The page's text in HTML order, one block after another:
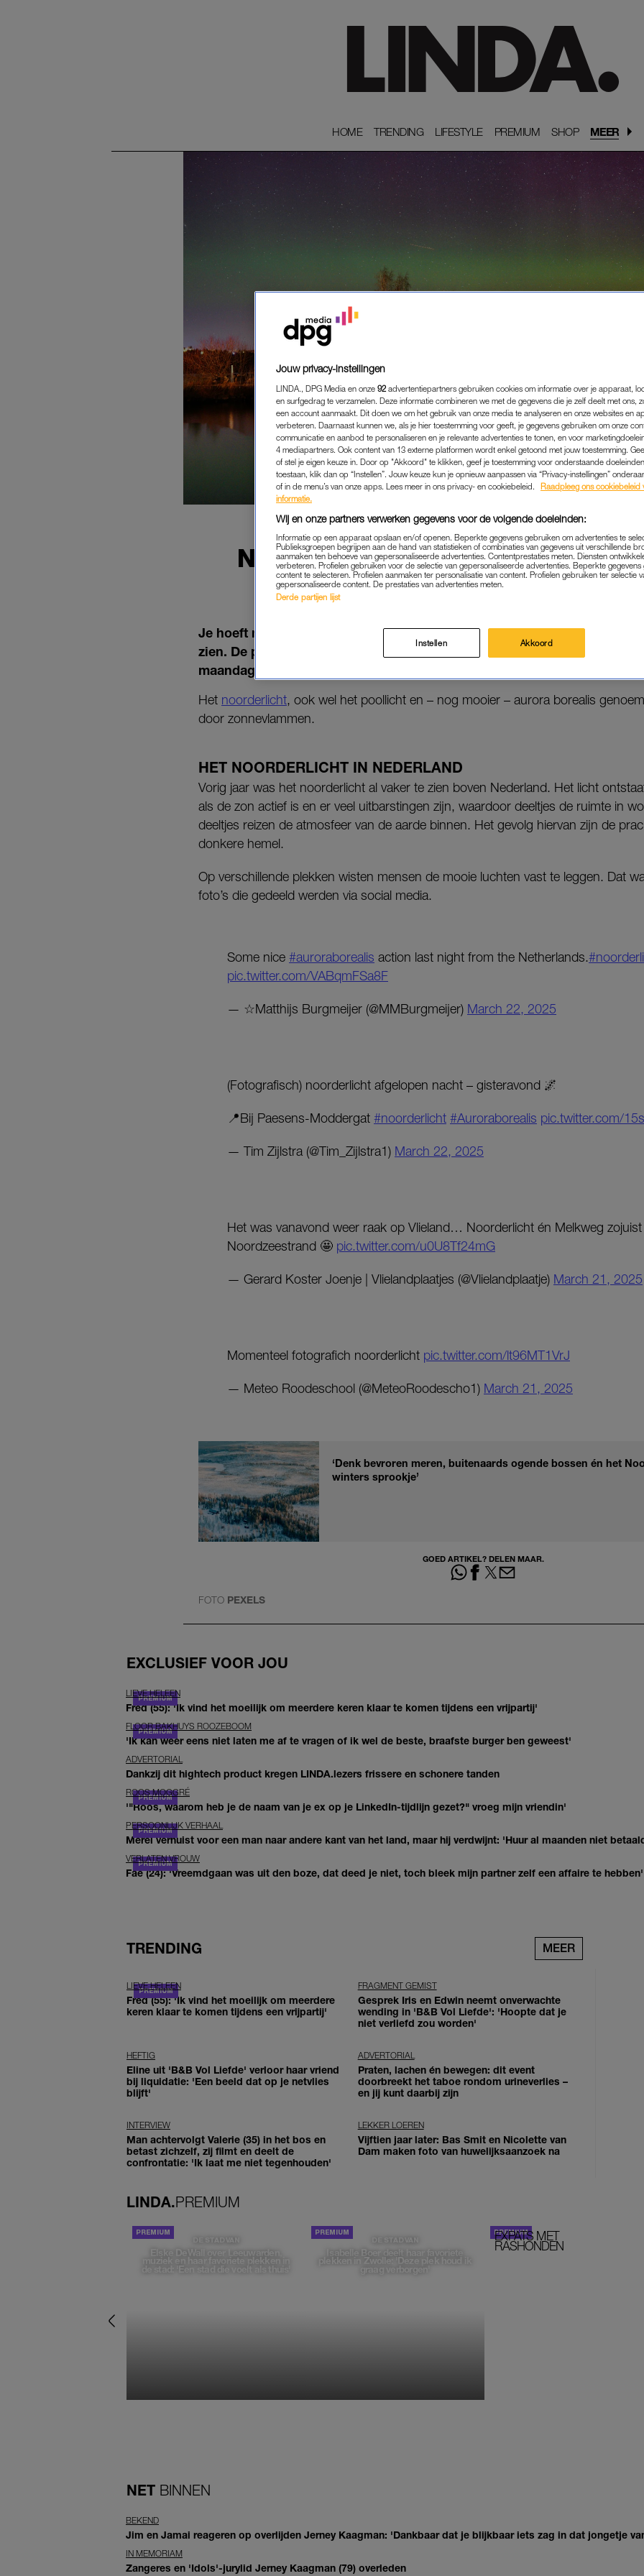
HOME
HOME TRENDING
TRENDING LIFESTYLE
LIFESTYLE PREMIUM
PREMIUM SHOP
SHOP MEER
NOORDERLICHT IN NEDERLAND
(OPNIEUW) PRACHTIGE
BINNENLAND MOET JE EVEN ZIEN
Je hoeft niet per se naar Lapland, IJsland of Noorwegen af te reizen
zien. De prachtige gekleurde natuurverschijning was in de avond en de
maandag ook in ons land te zien.
Het noorderlicht, ook wel het poollicht en – nog mooier – aurora borealis
door zonnevlammen.
HET NOORDERLICHT IN NEDERLAND
Vorig jaar was het noorderlicht al vaker te zien boven Nederland. Het licht
als de zon actief is en er veel uitbarstingen zijn, waardoor deeltjes de ruimte in
deeltjes reizen de atmosfeer van de aarde binnen. Het gevolg hiervan zijn de
donkere hemel.
Op verschillende plekken wisten mensen de mooie luchten vast te leggen. Dat
foto’s die gedeeld werden via social media.
Some nice #auroraborealis action last night from the Netherlands.
pic.twitter.com/VABqmFSa8F
— ☆Matthijs Burgmeijer (@MMBurgmeijer) March 22, 2025
(Fotografisch) noorderlicht afgelopen nacht – gisteravond 🌌
📍Bij Paesens-Moddergat #noorderlicht #Auroraborealis pic.twitter.com/
— Tim Zijlstra (@Tim_Zijlstra1) March 22, 2025
Het was vanavond weer raak op Vlieland… Noorderlicht én Melkweg
Noordzeestrand 🤩 pic.twitter.com/u0U8Tf24mG
— Gerard Koster Joenje | Vlielandplaatjes (@Vlielandplaatje) March 21, 2025
Momenteel fotografich noorderlicht pic.twitter.com/lt96MT1VrJ
— Meteo Roodeschool (@MeteoRoodescho1) March 21, 2025
‘Denk bevroren meren, buitenaards ogende bossen én het
winters sprookje’
GOED ARTIKEL? DELEN MAAR.
FOTO PEXELS
EXCLUSIEF VOOR JOU
LIEVE HELEEN
Fred (55): 'Ik vind het moeilijk om meerdere keren klaar te komen tijdens een vrijpartij'
FLOOR BAKHUYS ROOZEBOOM
'Ik kan weer eens niet laten me af te vragen of ik wel de beste, braafste burger ben geweest'
ADVERTORIAL
Dankzij dit hightech product kregen LINDA.lezers frissere en schonere tanden
ROOS MOGGRÉ
'"Roos, waarom heb je de naam van je ex op je LinkedIn-tijdlijn gezet?" vroeg mijn vriendin'
PERSOONLIJK VERHAAL
Merel verhuist voor een man naar andere kant van het land, maar hij verdwijnt: 'Huur al maanden niet
VERLATEN VROUW
Fae (24): 'Vreemdgaan was uit den boze, dat deed je niet, toch bleek mijn partner zelf een affaire te hebben'
TRENDING MEER
LIEVE HELEEN
Fred (55): 'Ik vind het moeilijk om meerdere
keren klaar te komen tijdens een vrijpartij'
FRAGMENT GEMIST
Gesprek Iris en Edwin neemt onverwachte
wending in 'B&B Vol Liefde': 'Hoopte dat je
niet verliefd zou worden'
HEFTIG
Eline uit 'B&B Vol Liefde' verloor haar vriend
bij liquidatie: 'Een beeld dat op je netvlies
blijft'
ADVERTORIAL
Praten, lachen én bewegen: dit event
doorbreekt het taboe rondom urineverlies –
en jij kunt daarbij zijn
INTERVIEW
Man achtervolgt Valerie (35) in het bos en
betast zichzelf, zij filmt en deelt de
confrontatie: 'Ik laat me niet tegenhouden'
LEKKER LOEREN
Vijftien jaar later: Bas Smit en Nicolette van
Dam maken foto van huwelijksaanzoek na
LINDA.PREMIUM
DE STAD VAN
Elske DeWall over Leeuwarden,
muziek en haar favoriete plekken in
de stad: 'Een stad die voelt als thuis'
DE STAD VAN
Isabelle Boer deelt haar favoriete
plekken in Zwolle: 'Deze plek houd ik
graag verborgen'
EXPATS MET
RASHONDEN
NET BINNEN
BEKEND
Jim en Jamai reageren op overlijden Jerney Kaagman: 'Dankbaar dat je blijkbaar iets zag in dat jongetje
IN MEMORIAM
Zangeres en 'Idols'-jurylid Jerney Kaagman (79) overleden
Jouw privacy-instellingen
LINDA., DPG Media en onze 92 advertentiepartners gebruiken cookies om informatie over je apparaat,
en surfgedrag te verzamelen. Deze informatie combineren we met de gegevens die je zelf deelt met ons,
een account aanmaakt. Dit doen we om het gebruik van onze media te analyseren en onze websites en
verbeteren. Daarnaast kunnen we, als je hier toestemming voor geeft, je gegevens gebruiken om onze
communicatie en aanbod te personaliseren en je relevante advertenties te tonen, en voor
4 mediapartners. Ook content van 13 externe platformen wordt enkel getoond met jouw toestemming.
of stel je eigen keuze in. Door op "Akkoord" te klikken, geef je toestemming voor onderstaande
toestaan, klik dan op “Instellen”. Jouw keuze kun je opnieuw aanpassen via “Privacy-instellingen”
of in de menu’s van onze apps. Lees meer in ons privacy- en cookiebeleid.
Raadpleeg ons cookiebeleid
informatie.
Wij en onze partners verwerken gegevens voor de volgende doeleinden:
Informatie op een apparaat opslaan en/of openen. Beperkte gegevens gebruiken om advertenties te
Publieksgroepen begrijpen aan de hand van statistieken of combinaties van gegevens uit verschillende
aanmaken ten behoeve van gepersonaliseerde advertenties. Contentprestaties meten. Diensten
verbeteren. Profielen gebruiken voor de selectie van gepersonaliseerde advertenties. Beperkte
content te selecteren. Profielen aanmaken ter personalisatie van content. Profielen gebruiken ter selectie
gepersonaliseerde content. De prestaties van advertenties meten.
Derde partijen lijst
Instellen Akkoord